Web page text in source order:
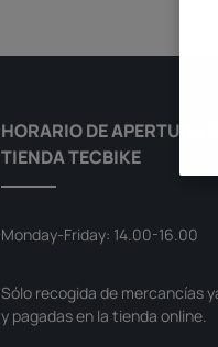
HORARIO DE APERTURA
TIENDA TECBIKE
Monday-Friday: 14.00-16.00
Sólo recogida de mercancías
y pagadas en la tienda online.